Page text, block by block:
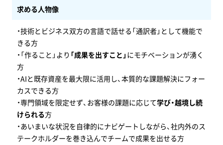
求める人物像
・技術とビジネス双方の言語で話せる「通訳者」として機能で
きる方
・「作ること」より 「成果を出すこと」 にモチベーションが湧く
方
・AIと既存資産を最大限に活用し、本質的な課題解決にフォー
カスできる方
・専門領域を限定せず、お客様の課題に応じて学び・越境し続
けられる方
・あいまいな状況を自律的にナビゲートしながら、社内外のス
テークホルダーを巻き込んでチームで成果を出せる方